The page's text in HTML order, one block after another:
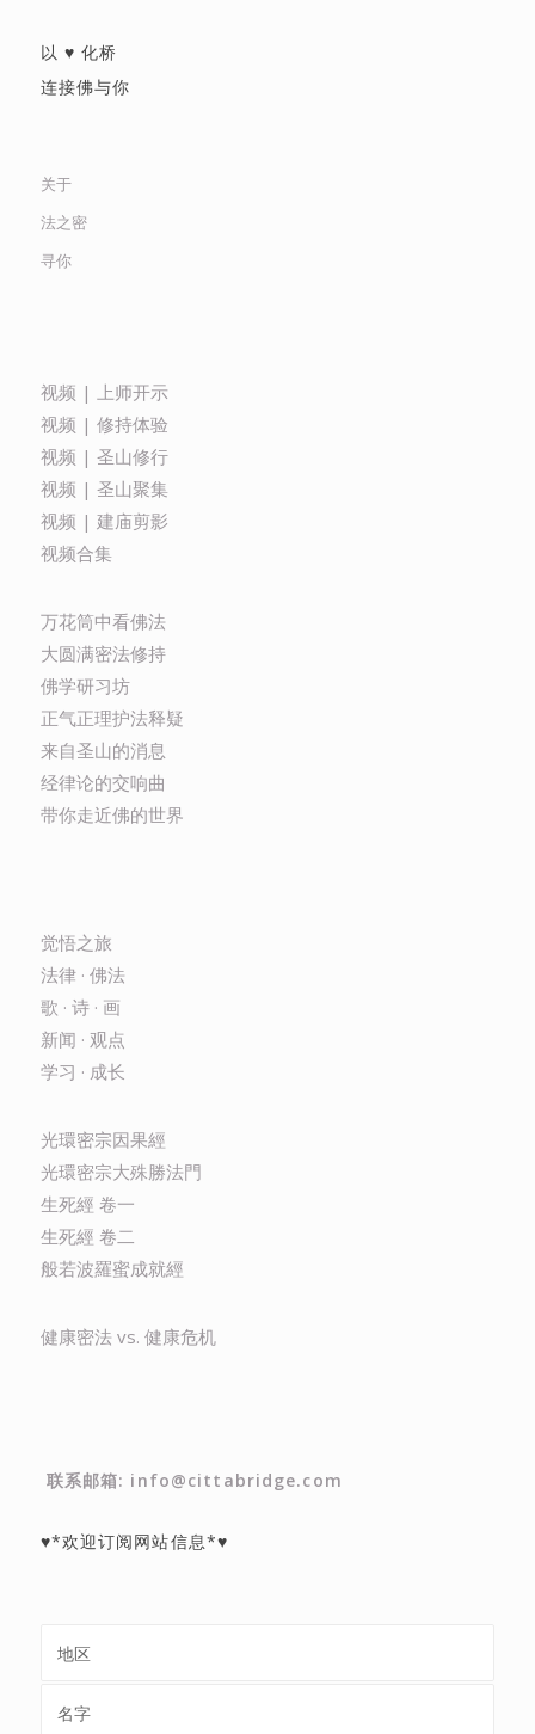
以 ♥ 化桥
连接佛与你
关于
法之密
寻你
视频 | 上师开示
视频 | 修持体验
视频 | 圣山修行
视频 | 圣山聚集
视频 | 建庙剪影
视频合集
万花筒中看佛法
大圆满密法修持
佛学研习坊
正气正理护法释疑
来自圣山的消息
经律论的交响曲
带你走近佛的世界
觉悟之旅
法律 · 佛法
歌 · 诗 · 画
新闻 · 观点
学习 · 成长
光環密宗因果經
光環密宗大殊勝法門
生死經 卷一
生死經 卷二
般若波羅蜜成就經
健康密法 vs. 健康危机
联系邮箱: info@cittabridge.com
♥*欢迎订阅网站信息*♥